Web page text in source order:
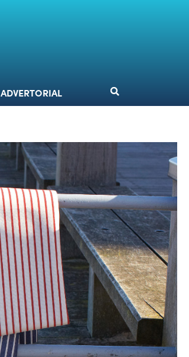
ADVERTORIAL